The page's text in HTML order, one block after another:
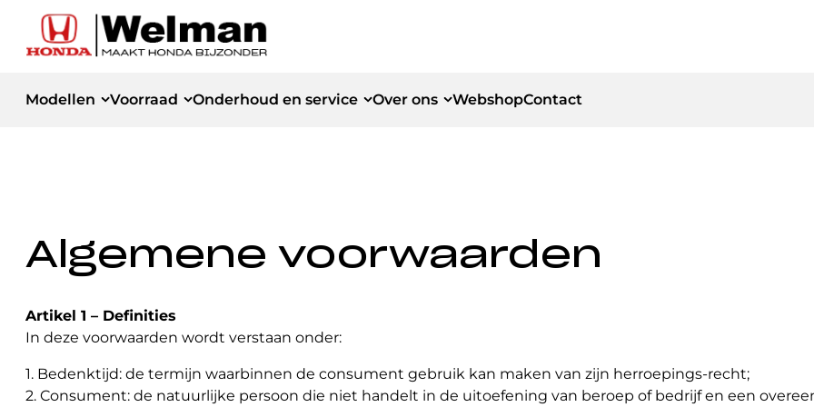
Modellen
Civic Hybrid
ZR-V Hybrid
Prelude
Voorraad
Demo voertuigen
Gebruikte Winterwielensets
Honda Welman Selecties
10 jaar garantie | Honda Insurance
Onderhoud en service
Grote onderhoudsbeurt
Ruitschade herstellen
Winterbanden wisselen
Over ons
Werkplaats
Team
Nieuws
Vacatures
Happy Customers
WebshopContact
Algemene voorwaarden
Artikel 1 – Definities
In deze voorwaarden wordt verstaan onder:
1. Bedenktijd: de termijn waarbinnen de consument gebruik kan maken van zijn herroepings-recht;
2. Consument: de natuurlijke persoon die niet handelt in de uitoefening van beroep of bedrijf en een